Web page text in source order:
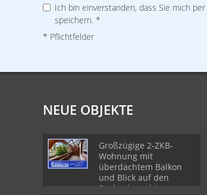
Ich bin einverstanden, dass Sie mich
speichern. *
* Pflichtfelder
NEUE OBJEKTE
Großzügige 2-ZKB-
Wohnung mit
überdachtem Balkon
und Blick auf den
Seebach - ruhige Lage